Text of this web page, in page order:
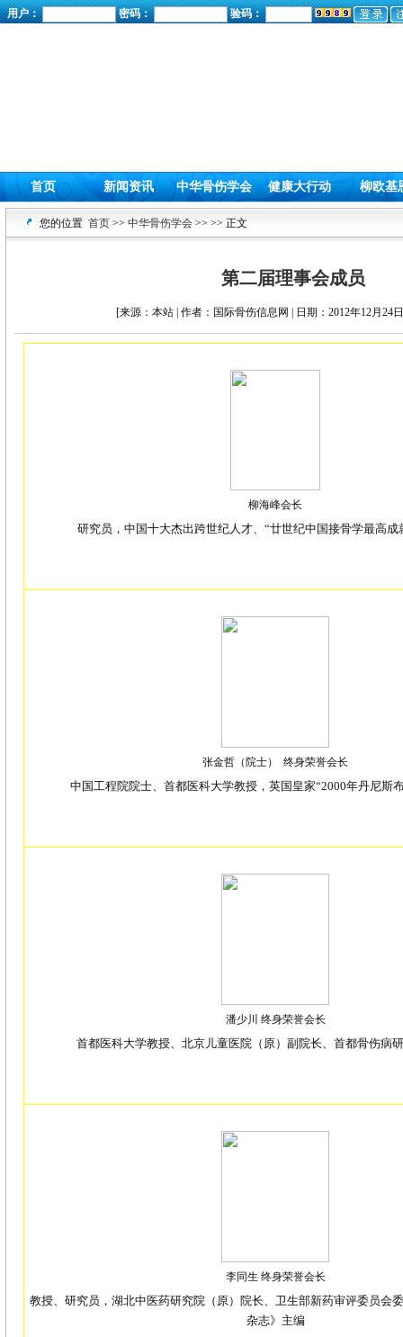
用户： 密码： 验码：
首页 新闻资讯 中华骨伤学会 健康大行动 柳欧基
您的位置 首页 >> 中华骨伤学会 >> >> 正文
第二届理事会成员
[来源：本站 | 作者：国际骨伤信息网 | 日期：2012年12月24
柳海峰会长
研究员，中国十大杰出跨世纪人才、“廿世纪中国接骨学最高成
张金哲（院士） 终身荣誉会长
中国工程院院士、首都医科大学教授，英国皇家“2000年丹尼斯
潘少川 终身荣誉会长
首都医科大学教授、北京儿童医院（原）副院长、首都骨伤病
李同生 终身荣誉会长
教授、研究员， 湖北中医药研究院（原）院长、卫生部新药审评委员会
杂志》主编